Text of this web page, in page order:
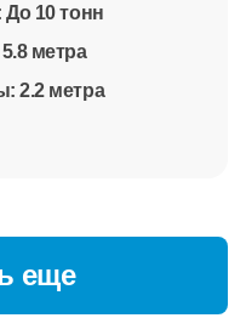
До 10 тонн
5.8 метра
2.2 метра
еще